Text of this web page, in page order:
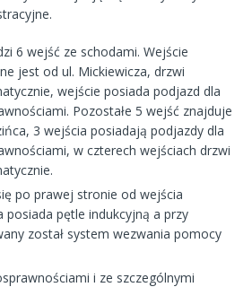
6 wejść ze schodami. Wejście
jest od ul. Mickiewicza, drzwi
wejście posiada podjazd dla
Pozostałe 5 wejść znajduje
3 wejścia posiadają podjazdy dla
w czterech wejściach drzwi
po prawej stronie od wejścia
posiada pętle indukcyjną a przy
został system wezwania pomocy
i ze szczególnymi